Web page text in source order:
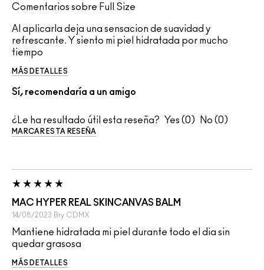
Comentarios sobre Full Size
Al aplicarla deja una sensacion de suavidad y
refrescante. Y siento mi piel hidratada por mucho
tiempo
MÁS DETALLES
Sí, recomendaría a un amigo
¿Le ha resultado útil esta reseña? 0 0
MARCAR ESTA RESEÑA
MAC HYPER REAL SKINCANVAS BALM
14/08/2023 Bry CDMX
Mantiene hidratada mi piel durante todo el dia sin
quedar grasosa
MÁS DETALLES